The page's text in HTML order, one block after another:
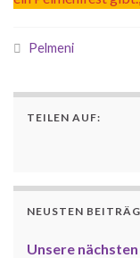
Pelmeni
TEILEN AUF:
NEUSTEN
Unsere